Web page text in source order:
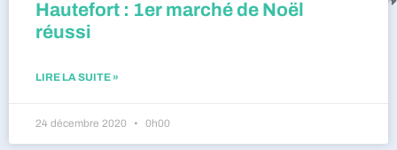
Hautefort : 1er marché de Noël
réussi
LIRE LA SUITE »
24 décembre 2020 0h00